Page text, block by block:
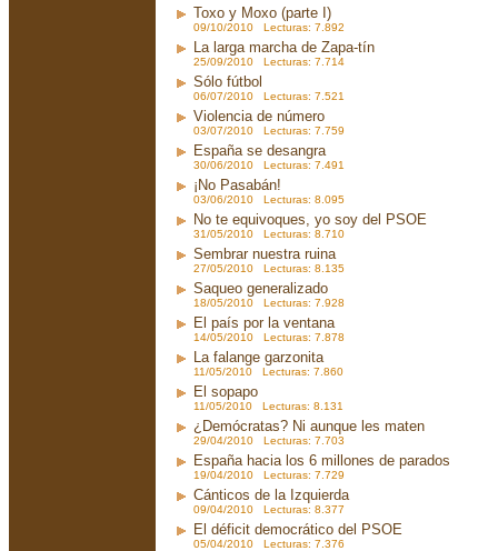
Toxo y Moxo (parte I)
09/10/2010 Lecturas: 7.892
La larga marcha de Zapa-tín
25/09/2010 Lecturas: 7.714
Sólo fútbol
06/07/2010 Lecturas: 7.521
Violencia de número
03/07/2010 Lecturas: 7.759
España se desangra
30/06/2010 Lecturas: 7.491
¡No Pasabán!
03/06/2010 Lecturas: 8.095
No te equivoques, yo soy del PSOE
31/05/2010 Lecturas: 8.710
Sembrar nuestra ruina
27/05/2010 Lecturas: 8.135
Saqueo generalizado
18/05/2010 Lecturas: 7.928
El país por la ventana
14/05/2010 Lecturas: 7.878
La falange garzonita
11/05/2010 Lecturas: 7.860
El sopapo
11/05/2010 Lecturas: 8.131
¿Demócratas? Ni aunque les maten
29/04/2010 Lecturas: 7.703
España hacia los 6 millones de parados
19/04/2010 Lecturas: 7.729
Cánticos de la Izquierda
09/04/2010 Lecturas: 8.377
El déficit democrático del PSOE
05/04/2010 Lecturas: 7.376